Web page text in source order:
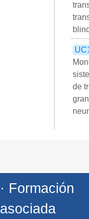
de
· Formación
asociada